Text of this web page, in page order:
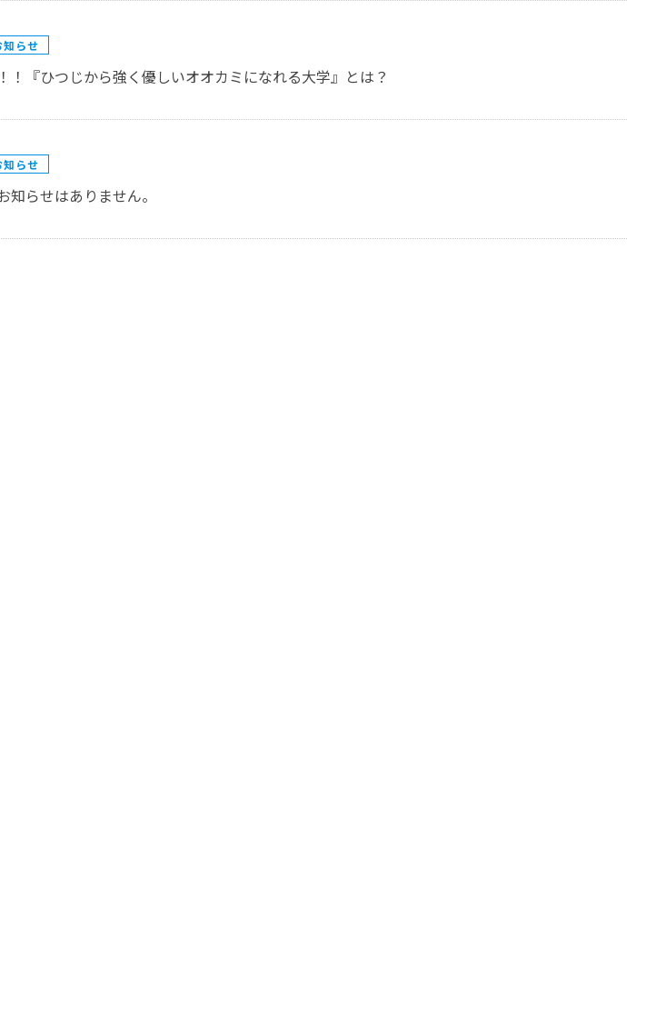
知らせ
！『ひつじから強く優しいオオカミになれる大学』とは？
知らせ
知らせはありません。